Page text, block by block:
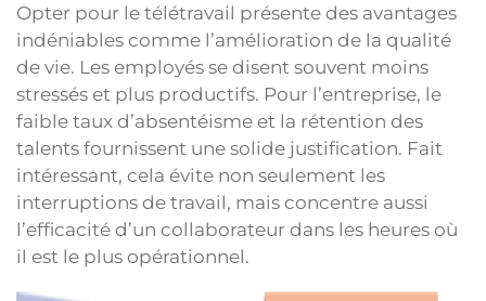
Opter pour le télétravail présente des avantages
indéniables comme l’amélioration de la qualité
de vie. Les employés se disent souvent moins
stressés et plus productifs. Pour l’entreprise, le
faible taux d’absentéisme et la rétention des
talents fournissent une solide justification. Fait
intéressant, cela évite non seulement les
interruptions de travail, mais concentre aussi
l’efficacité d’un collaborateur dans les heures où
il est le plus opérationnel.